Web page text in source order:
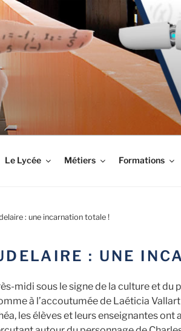
Le Lycée Métiers Formations
: une incarnation totale !
: UNE
midi sous le signe de la culture et du
à l’accoutumée de Laéticia
les élèves et leurs enseignantes ont